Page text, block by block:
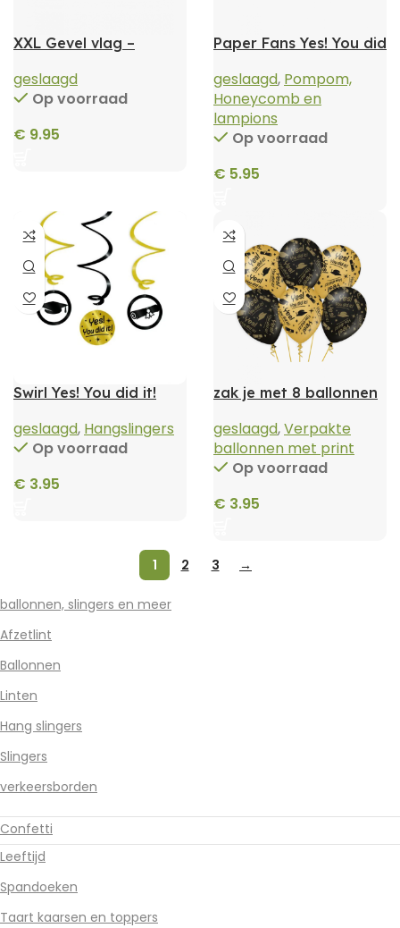
XXL Gevel vlag –
geslaagd
Op voorraad
€ 9.95
Paper Fans Yes! You did
geslaagd, Pompom,
Honeycomb en
lampions
Op voorraad
€ 5.95
Swirl Yes! You did it!
geslaagd, Hangslingers
Op voorraad
€ 3.95
zak je met 8 ballonnen
geslaagd,Verpakte
ballonnen met print
Op voorraad
€ 3.95
1 2 3 →
ballonnen, slingers en meer
Afzetlint
Ballonnen
Linten
Hang slingers
Slingers
verkeersborden
Confetti
Leeftijd
Spandoeken
Taart kaarsen en toppers